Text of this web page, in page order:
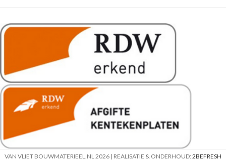
VAN VLIET BOUWMATERIEEL.NL 2026 | REALISATIE & ONDERHOUD: 2BEFRESH